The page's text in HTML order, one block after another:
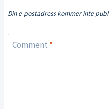
Din e-postadress kommer inte
Comment *